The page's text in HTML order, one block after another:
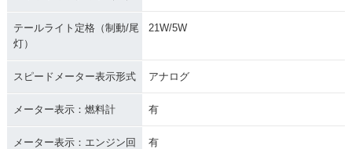
テールライト定格（制動/尾
灯）
21W/5W
スピードメーター表示形式 アナログ
メーター表示：燃料計 有
メーター表示：エンジン回
有